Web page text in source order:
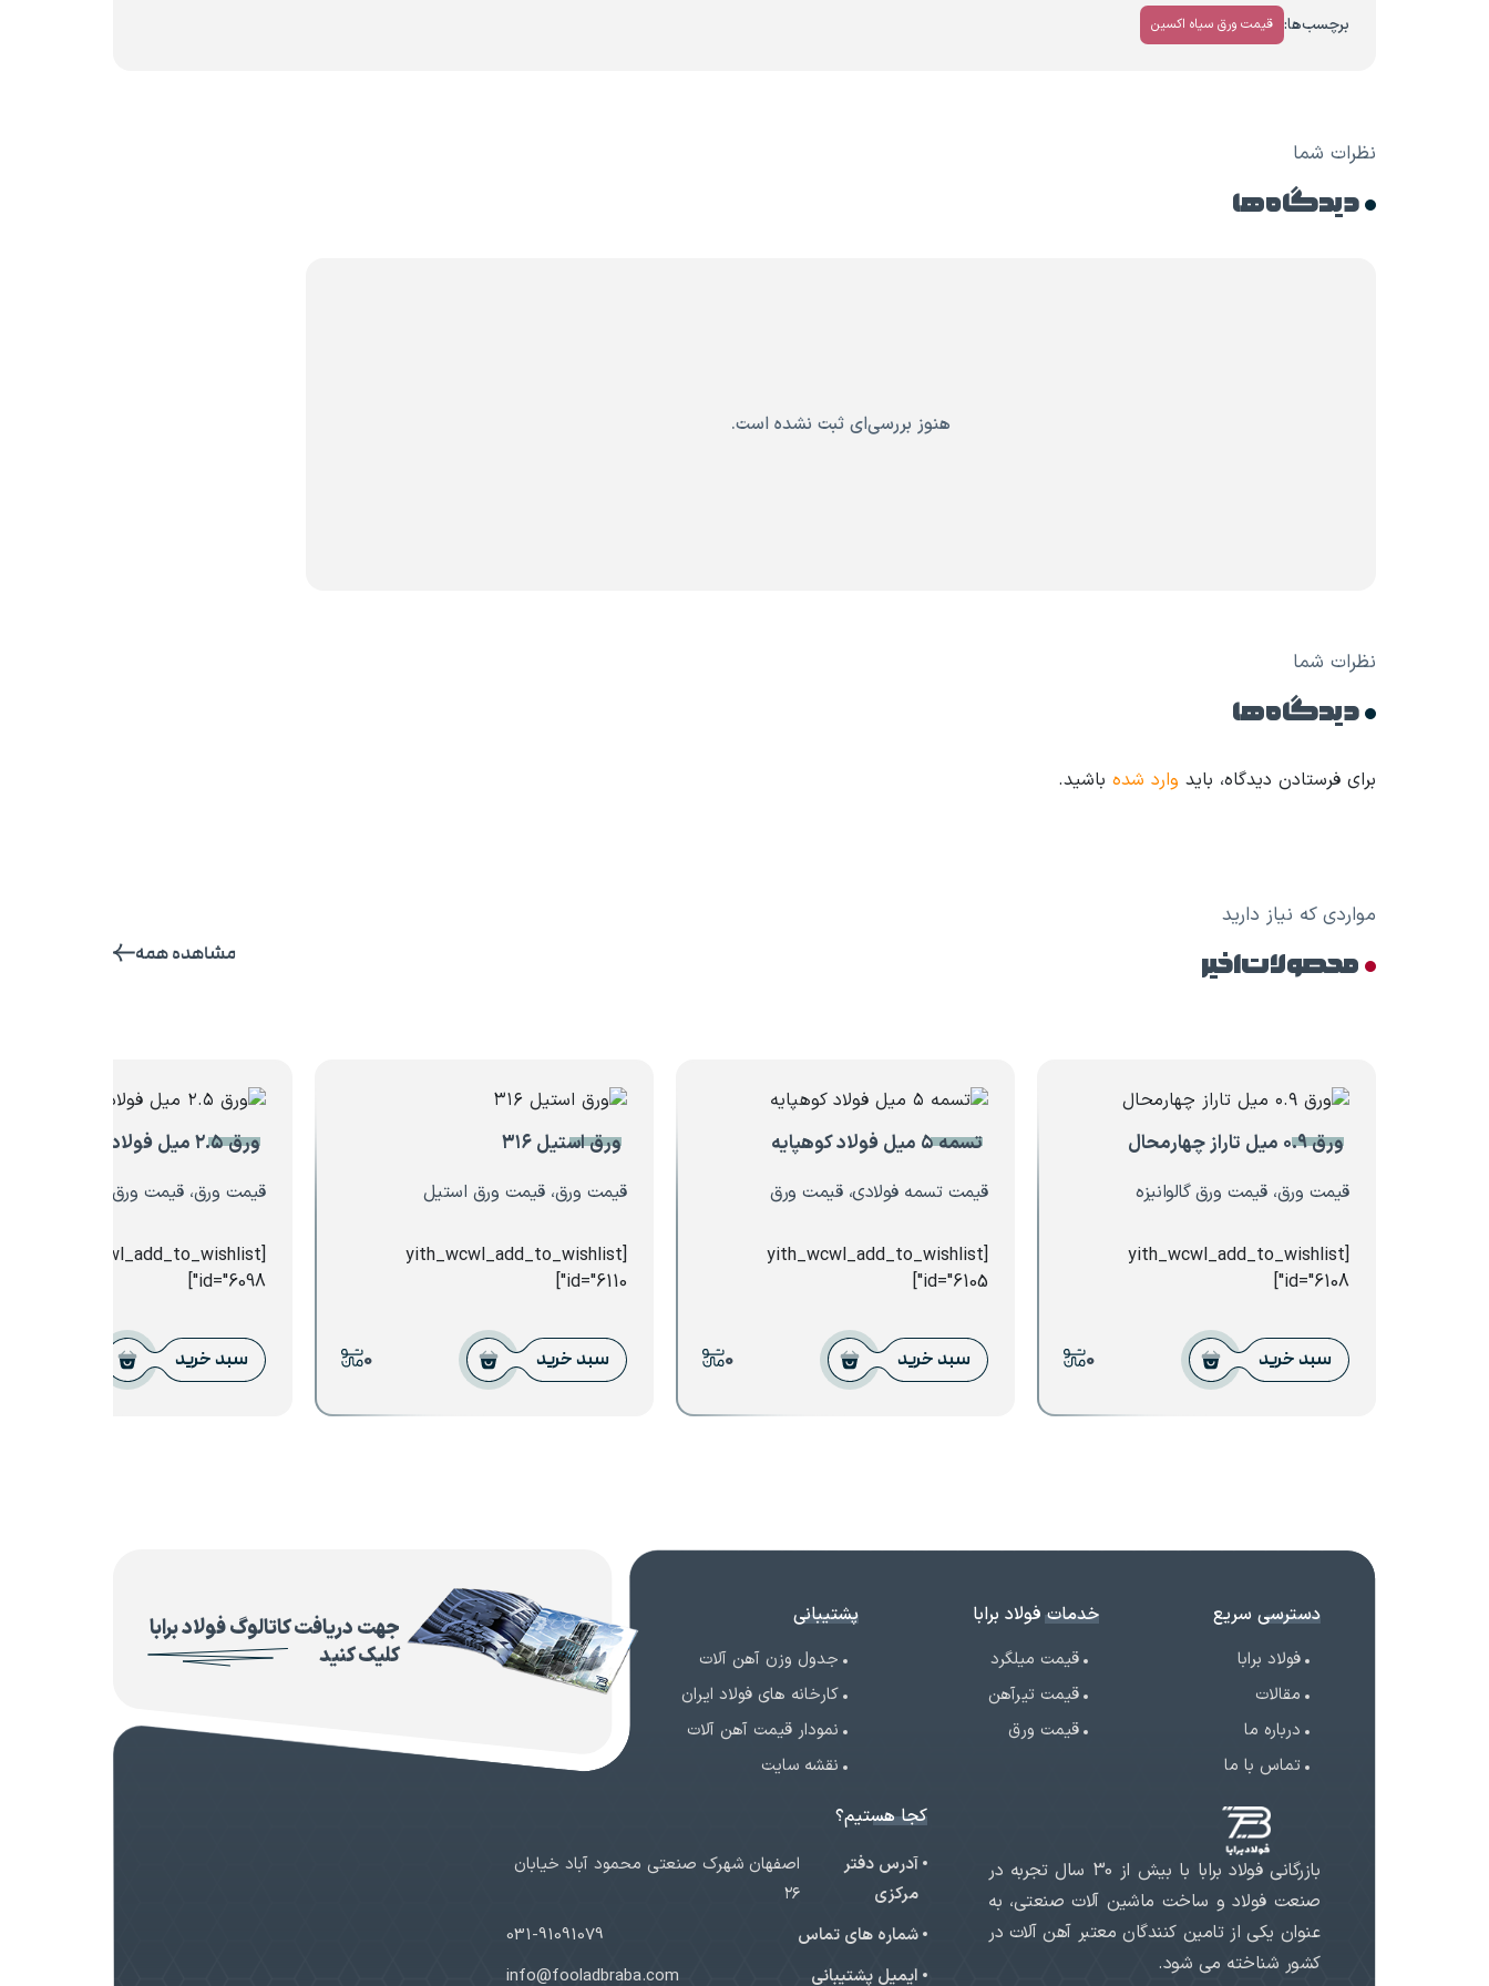
برچسب‌ها: قیمت ورق سیاه اکسین
نظرات شما
دیدگاه ها
هنوز بررسی‌ای ثبت نشده است.
نظرات شما
دیدگاه ها
برای فرستادن دیدگاه، باید وارد شده باشید.
مواردی که نیاز دارید
محصولات اخیر مشاهده همه
ورق ۰.۹ میل تاراز چهارمحال
قیمت ورق، قیمت ورق گالوانیزه
[yith_wcwl_add_to_wishlist
id="6108"]
سبد خرید 0
تسمه ۵ میل فولاد کوهپایه
قیمت تسمه فولادی، قیمت ورق
[yith_wcwl_add_to_wishlist
id="6105"]
سبد خرید 0
ورق استیل ۳۱۶
قیمت ورق، قیمت ورق استیل
[yith_wcwl_add_to_wishlist
id="6110"]
سبد خرید 0
ورق ۲.۵ میل فولاد سبا
قیمت ورق، قیمت ورق سیاه
[yith_wcwl_add_to_wishlist
id="6098"]
سبد خرید
جهت دریافت کاتالوگ فولاد برابا
کلیک کنید
دسترسی سریع
فولاد برابا
مقالات
درباره ما
تماس با ما
خدمات فولاد برابا
قیمت میلگرد
قیمت تیرآهن
قیمت ورق
پشتیبانی
جدول وزن آهن آلات
کارخانه های فولاد ایران
نمودار قیمت آهن آلات
نقشه سایت
بازرگانی فولاد برابا با بیش از 30 سال تجربه در
صنعت فولاد و ساخت ماشین آلات صنعتی، به
عنوان یکی از تامین کنندگان معتبر آهن آلات در
کشور شناخته می شود.
کجا هستیم؟
آدرس دفتر
مرکزی
اصفهان شهرک صنعتی محمود آباد خیابان
۲۶
شماره های تماس
031-91091079
ایمیل پشتیبانی
info@fooladbraba.com